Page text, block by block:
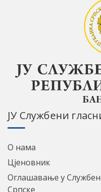
ЈУ Службени
О нама
Цјеновник
Оглашавање у
Српске